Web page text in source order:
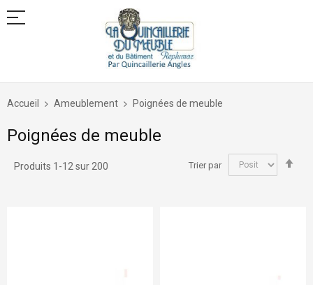
Allez
contenu
Accueil Ameublement Poignées de meuble
Poignées de meuble
Produits 1 -12 sur 200 Trier par